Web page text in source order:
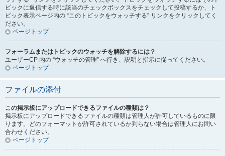
ピックに返信する時に該当のチェックボックスをチェックして投稿するか、ト
ピック表示ページ内の “このトピックをウォッチする” リンクをクリックしてく
ださい。
ページトップ
フォーラムまたはトピックのウォッチを解除するには？
ユーザーCP 内の “ウォッチの管理” へ行き、説明と指示に従ってください。
ページトップ
ファイルの添付
この掲示板にアップロードできるファイルの種類は？
掲示板にアップロードできるファイルの種類は管理人が許可しているものに限
ります。どのフォーマットが許可されているか判らない場合は管理人にお問い
合わせください。
ページトップ